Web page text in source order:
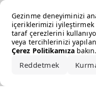
Gezinme deneyiminizi
içeriklerimizi
taraf çerezlerini
veya tercihlerinizi
Çerez Politikamızabakın.
Reddetmek
Error